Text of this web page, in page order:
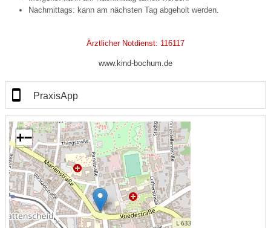
Nachmittags: kann am nächsten Tag abgeholt werden.
Ärztlicher Notdienst: 116117
www.kind-bochum.de
PraxisApp
+−